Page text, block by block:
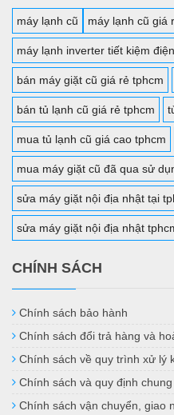
máy lạnh cũ máy lạnh cũ giá
máy lạnh inverter tiết kiệm điện
bán máy giặt cũ giá rẻ tphcm
bán tủ lạnh cũ giá rẻ tphcm
mua tủ lạnh cũ giá cao tphcm
mua máy giặt cũ đã qua sử
sửa máy giặt nội địa nhật tại
sửa máy giặt nội địa nhật
CHÍNH SÁCH
Chính sách bảo hành
Chính sách đổi trả hàng và
Chính sách về quy trình xử lý
Chính sách và quy định chung
Chính sách vận chuyển, giao